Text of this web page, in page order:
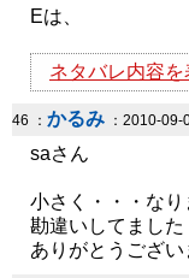
Eは、
ネタバレ内容を
46 ： かるみ ：2010-09-
saさん
小さく・・・なり
勘違いしてました
ありがとうござい